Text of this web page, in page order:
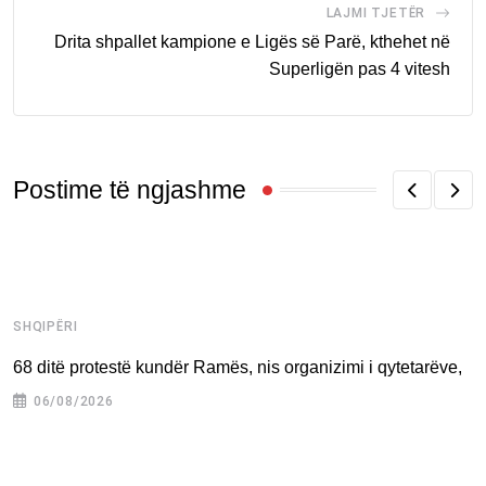
LAJMI TJETËR
Drita shpallet kampione e Ligës së Parë, kthehet në
Superligën pas 4 vitesh
Postime të ngjashme
SHQIPËRI
68 ditë protestë kundër Ramës, nis organizimi i qytetarëve,
06/08/2026